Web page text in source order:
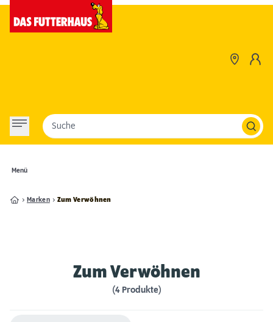
Menü
Suche
Marken Zum Verwöhnen
Zum Verwöhnen
(4 Produkte)